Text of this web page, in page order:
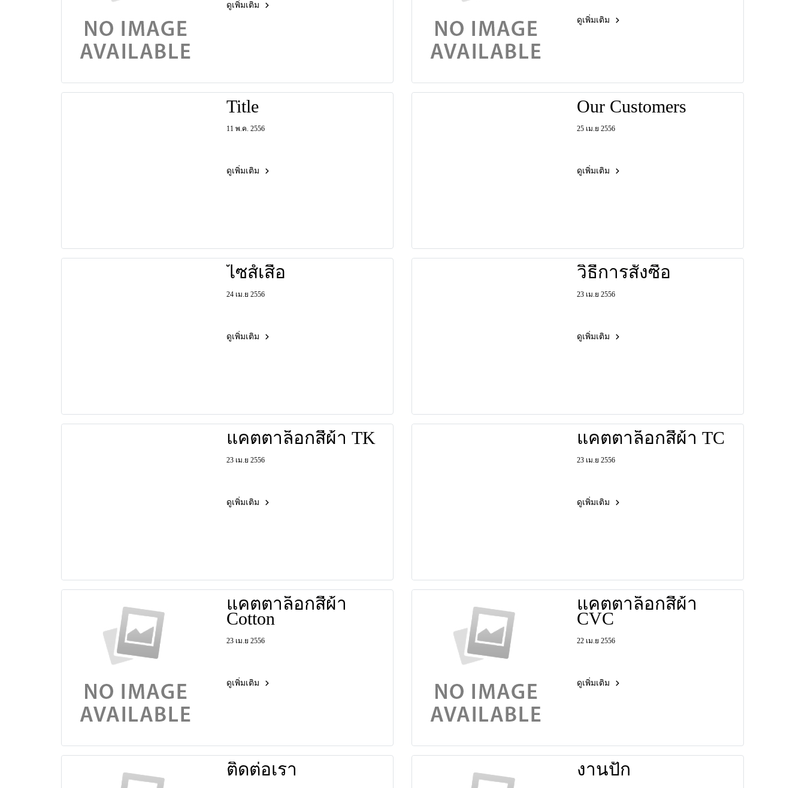
ดูเพิ่มเติม
ดูเพิ่มเติม
Title
11 พ.ค. 2556
ดูเพิ่มเติม
Our Customers
25 เม.ย 2556
ดูเพิ่มเติม
ไซส์เสื้อ
24 เม.ย 2556
ดูเพิ่มเติม
วิธีการสั่งซื้อ
23 เม.ย 2556
ดูเพิ่มเติม
แคตตาล็อกสีผ้า TK
23 เม.ย 2556
ดูเพิ่มเติม
แคตตาล็อกสีผ้า TC
23 เม.ย 2556
ดูเพิ่มเติม
แคตตาล็อกสีผ้า
Cotton
23 เม.ย 2556
ดูเพิ่มเติม
แคตตาล็อกสีผ้า
CVC
22 เม.ย 2556
ดูเพิ่มเติม
ติดต่อเรา งานปัก